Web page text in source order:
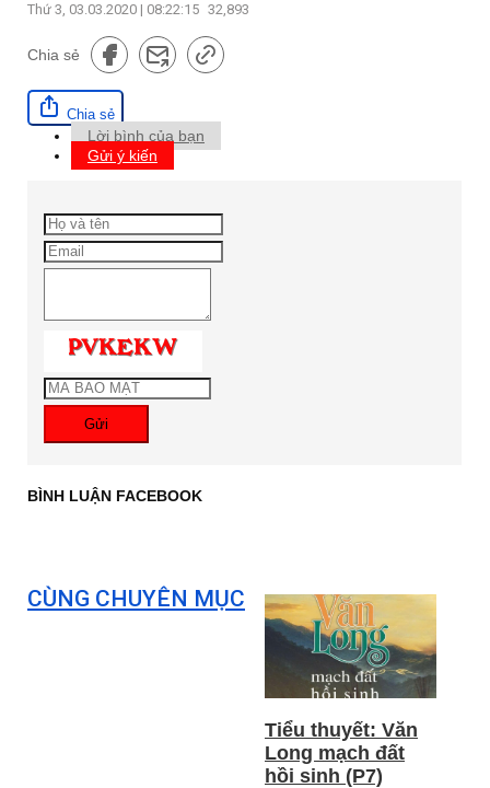
Thứ 3, 03.03.2020 | 08:22:15 32,893
Chia sẻ
Chia sẻ
Lời bình của bạn
Gửi ý kiến
Gửi
BÌNH LUẬN FACEBOOK
CÙNG CHUYÊN MỤC
Tiểu thuyết: Văn
Long mạch đất
hồi sinh (P7)